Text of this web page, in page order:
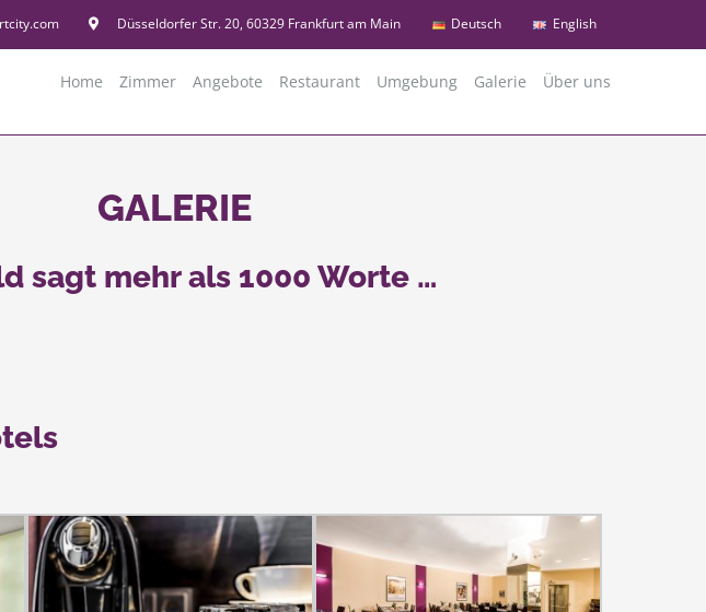
Düsseldorfer Str. 20, 60329 Frankfurt am Main Deutsch English
Home Zimmer Angebote Restaurant Umgebung Galerie Über uns
GALERIE
sagt mehr als 1000 Worte …